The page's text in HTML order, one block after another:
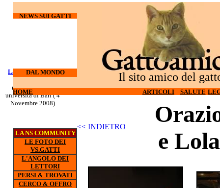
Il sito amico del
DAL MONDO
NEWS SUI GATTI
HOME ARTICOLI SALUTE
e Lola
<< INDIETRO
LA NS COMMUNITY
LE FOTO DEI
VS.GATTI
L'ANGOLO DEI
LETTORI
PERSI & TROVATI
CERCO & OFFRO
I gatti
Ottobre 2008)
Laureati su cani e
nuovo corso all'
universita di Bari ( 4
Novembre 2008)